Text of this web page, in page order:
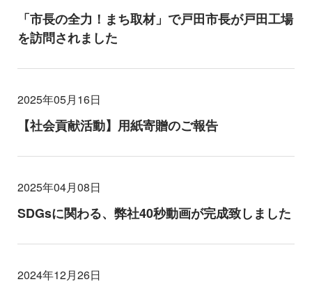
「市長の全力！まち取材」で戸田市長が戸田工場
を訪問されました
2025年05月16日
【社会貢献活動】用紙寄贈のご報告
2025年04月08日
SDGsに関わる、弊社40秒動画が完成致しました
2024年12月26日